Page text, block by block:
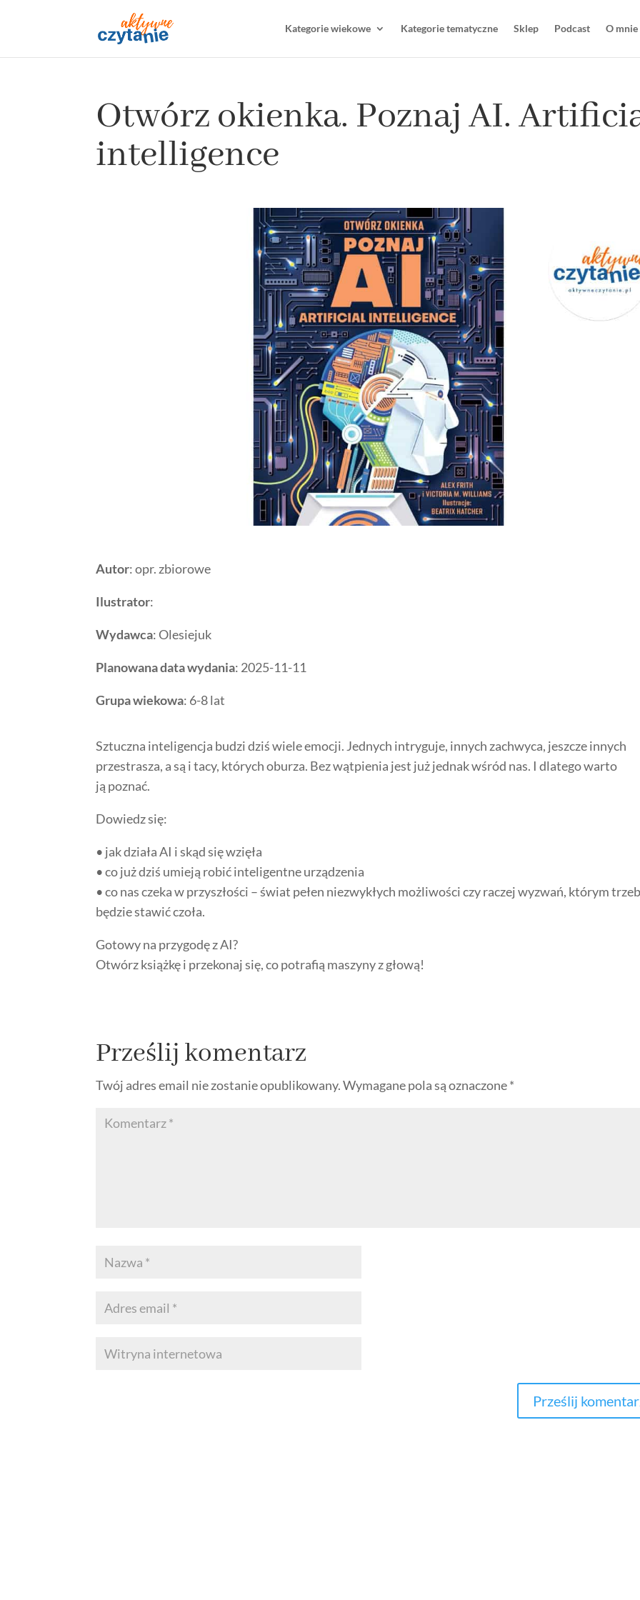
Kategorie wiekowe Kategorie tematyczne Sklep Podcast O mnie
Otwórz okienka. Poznaj AI.
intelligence
Autor: opr. zbiorowe
Ilustrator:
Wydawca: Olesiejuk
Planowana data wydania: 2025-11-11
Grupa wiekowa: 6-8 lat
Sztuczna inteligencja budzi dziś wiele emocji. Jednych intryguje, innych zachwyca, jeszcze innych
przestrasza, a są i tacy, których oburza. Bez wątpienia jest już jednak wśród nas. I dlatego warto
ją poznać.
Dowiedz się:
• jak działa AI i skąd się wzięła
• co już dziś umieją robić inteligentne urządzenia
• co nas czeka w przyszłości – świat pełen niezwykłych możliwości czy raczej wyzwań, którym
będzie stawić czoła.
Gotowy na przygodę z AI?
Otwórz książkę i przekonaj się, co potrafią maszyny z głową!
Prześlij komentarz
Twój adres email nie zostanie opublikowany. Wymagane pola są oznaczone*